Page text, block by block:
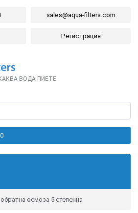
sales@aqua-filters.com
Регистрация
ВОДА ПИЕТЕ
осмоза 5 степенна